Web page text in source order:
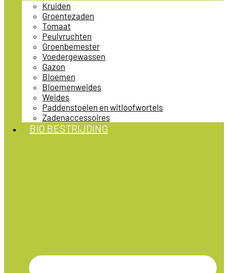
Kruiden
Groentezaden
Tomaat
Peulvruchten
Groenbemester
Voedergewassen
Gazon
Bloemen
Bloemenweides
Weides
Paddenstoelen en witloofwortels
Zadenaccessoires
BIO BESTRIJDING